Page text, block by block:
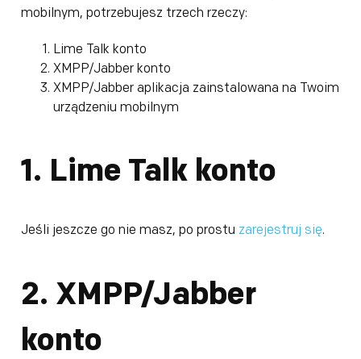
mobilnym, potrzebujesz trzech rzeczy:
Lime Talk konto
XMPP/Jabber konto
XMPP/Jabber aplikacja zainstalowana na Twoim
urządzeniu mobilnym
1. Lime Talk konto
Jeśli jeszcze go nie masz, po prostu zarejestruj się.
2. XMPP/Jabber
konto